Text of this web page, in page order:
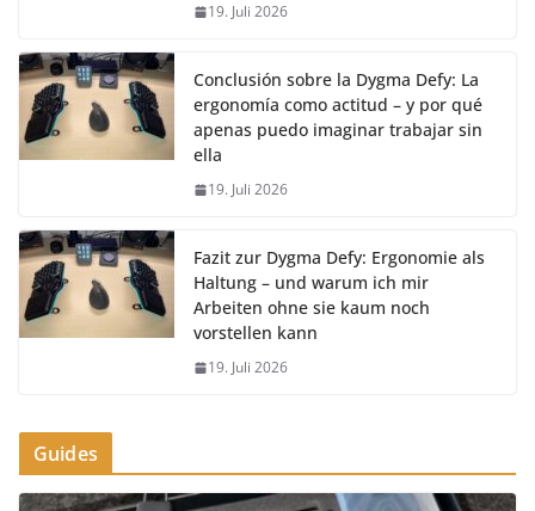
19. Juli 2026
Conclusión sobre la Dygma Defy: La
ergonomía como actitud – y por qué
apenas puedo imaginar trabajar sin
ella
19. Juli 2026
Fazit zur Dygma Defy: Ergonomie als
Haltung – und warum ich mir
Arbeiten ohne sie kaum noch
vorstellen kann
19. Juli 2026
Guides